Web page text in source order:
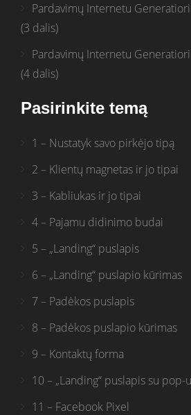
Pardavimų Internetu
(3 dalis)
Pardavimų Internetu
(4 dalis)
Pasirinkite temą
1 – Nustatyk savo pirkėjo tipą
2 – Klientų magnetas ir jo tipai
3 – Kabliukas ir jo tipai
4 – Pajamu didinimo budai
5 – „Landing“ puslapis
6 – „Landing“ puslapio kūrimas
7 – Padėkos puslapis
8 – Padėkos puslapio kūrimas
9 – Kontaktų forma
10 – „Landing“ puslapis su pop-
11 – Facebook Pixel